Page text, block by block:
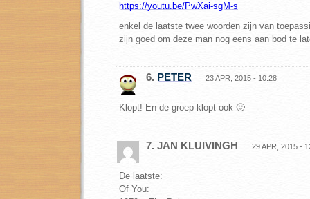
https://youtu.be/PwXai-sgM-s
enkel de laatste twee woorden zijn van
zijn goed om deze man nog eens aan bod te
6. PETER 23 APR, 2015 - 10:28
Klopt! En de groep klopt ook 🙂
7. JAN KLUIVINGH 29 APR, 2015 -
De laatste:
Of You: